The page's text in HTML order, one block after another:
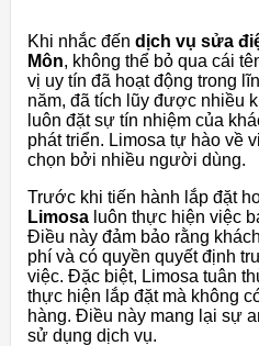
Khi nhắc đến dịch vụ sửa
Môn, không thể bỏ qua cái
vị uy tín đã hoạt động trong
năm, đã tích lũy được nhiều
luôn đặt sự tín nhiệm của
phát triển. Limosa tự hào về
chọn bởi nhiều người dùng.
Trước khi tiến hành lắp đặt
Limosa luôn thực hiện việc
Điều này đảm bảo rằng
phí và có quyền quyết định
việc. Đặc biệt, Limosa tuân
thực hiện lắp đặt mà không
hàng. Điều này mang lại sự
sử dụng dịch vụ.